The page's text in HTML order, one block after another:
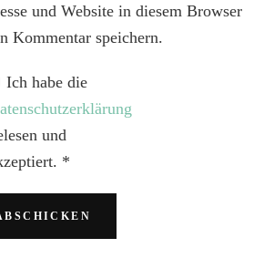
und Website in diesem Browser
Kommentar speichern.
Ich habe die
und
*